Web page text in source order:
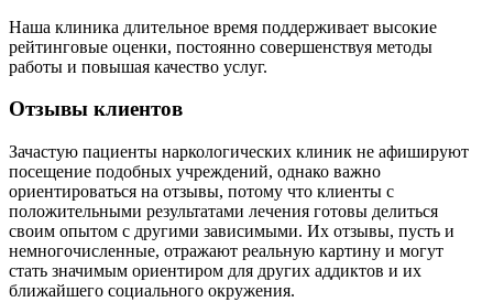
Наша клиника длительное время поддерживает высокие
рейтинговые оценки, постоянно совершенствуя методы
работы и повышая качество услуг.
Отзывы клиентов
Зачастую пациенты наркологических клиник не афишируют
посещение подобных учреждений, однако важно
ориентироваться на отзывы, потому что клиенты с
положительными результатами лечения готовы делиться
своим опытом с другими зависимыми. Их отзывы, пусть и
немногочисленные, отражают реальную картину и могут
стать значимым ориентиром для других аддиктов и их
ближайшего социального окружения.